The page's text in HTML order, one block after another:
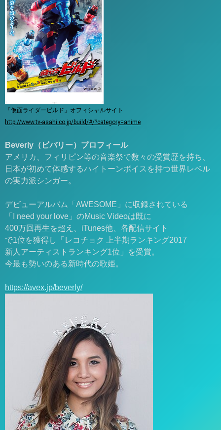
「仮面ライダービルド」オフィシャルサイト
http://www.tv-asahi.co.jp/build/#/?category=anime
Beverly（ビバリー）プロフィール
アメリカ、フィリピン等の音楽祭で数々の受賞歴を持ち、
日本が初めて体感するハイトーンボイスを持つ世界レベル
の実力派シンガー。
デビューアルバム「AWESOME」に収録されている
「I need your love」のMusic Videoは既に
400万回再生を超え、iTunes他、各配信サイト
で1位を獲得し「レコチョク 上半期ランキング2017
新人アーティストランキング1位」を受賞。
今最も勢いのある新時代の歌姫。
https://avex.jp/beverly/